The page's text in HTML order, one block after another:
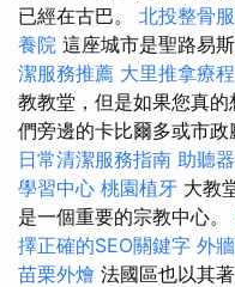
已經在古巴。 北投整骨
養院 這座城市是聖路易
潔服務推薦 大里推拿療程
教教堂，但是如果您真
們旁邊的卡比爾多或市政
日常清潔服務指南 助聽
學習中心 桃園植牙 大教
是一個重要的宗教中心。
擇正確的SEO關鍵字 外
苗栗外燴 法國區也以其